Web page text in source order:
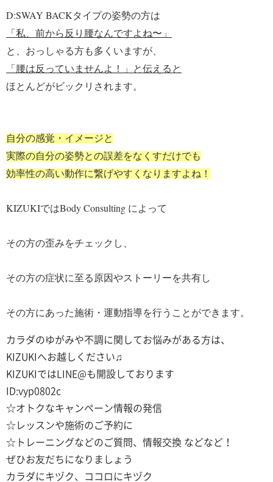
D:SWAY BACKタイプの姿勢の方は
「私、前から反り腰なんですよね〜」
と、おっしゃる方も多くいますが、
「腰は反っていませんよ！」と伝えると
ほとんどがビックリされます。
自分の感覚・イメージと
実際の自分の姿勢との誤差をなくすだけでも
効率性の高い動作に繋げやすくなりますよね！
KIZUKIではBody Consulting によって
その方の歪みをチェックし、
その方の症状に至る原因やストーリーを共有し
その方にあった施術・運動指導を行うことができます。
カラダのゆがみや不調に関してお悩みがある方は、
KIZUKIへお越しください♫
KIZUKIではLINE@も開設しております
ID:vyp0802c
☆オトクなキャンペーン情報の発信
☆レッスンや施術のご予約に
☆トレーニングなどのご質問、情報交換 などなど！
ぜひお友だちになりましょう
カラダにキヅク、ココロにキヅク